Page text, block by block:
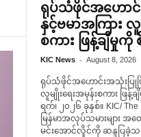
ရုပ်သံဖိုင်အဟောင်
နှင့်ဗမာအကြား လူ
စကား ဖြန့်ချိမှုကို
KIC News - August 8, 2026
ရုပ်သံဖိုင်အဟောင်းအသုံးပြုပ
လူမျိုးရေးအမုန်းစကား ဖြန့်
ရက်၊ ၂၀၂၆ ခုနှစ်။ KIC/
မြန်မာအလုပ်သမားများ
မင်းအောင်လှိုင်ကို ဆန္ဒပြခဲ့